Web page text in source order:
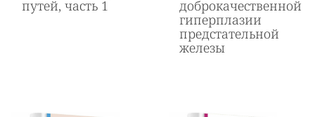
путей, часть 1
доброкачественной
гиперплазии
предстательной
железы